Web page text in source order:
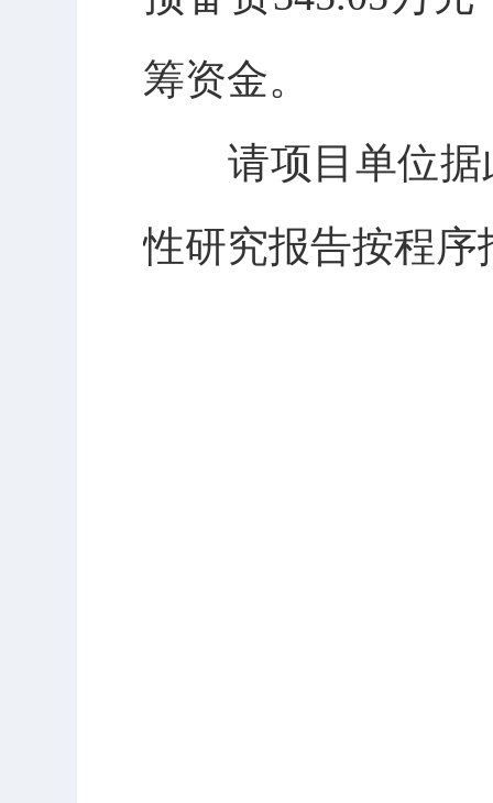
筹资金。
请项目单位据
性研究报告按程序